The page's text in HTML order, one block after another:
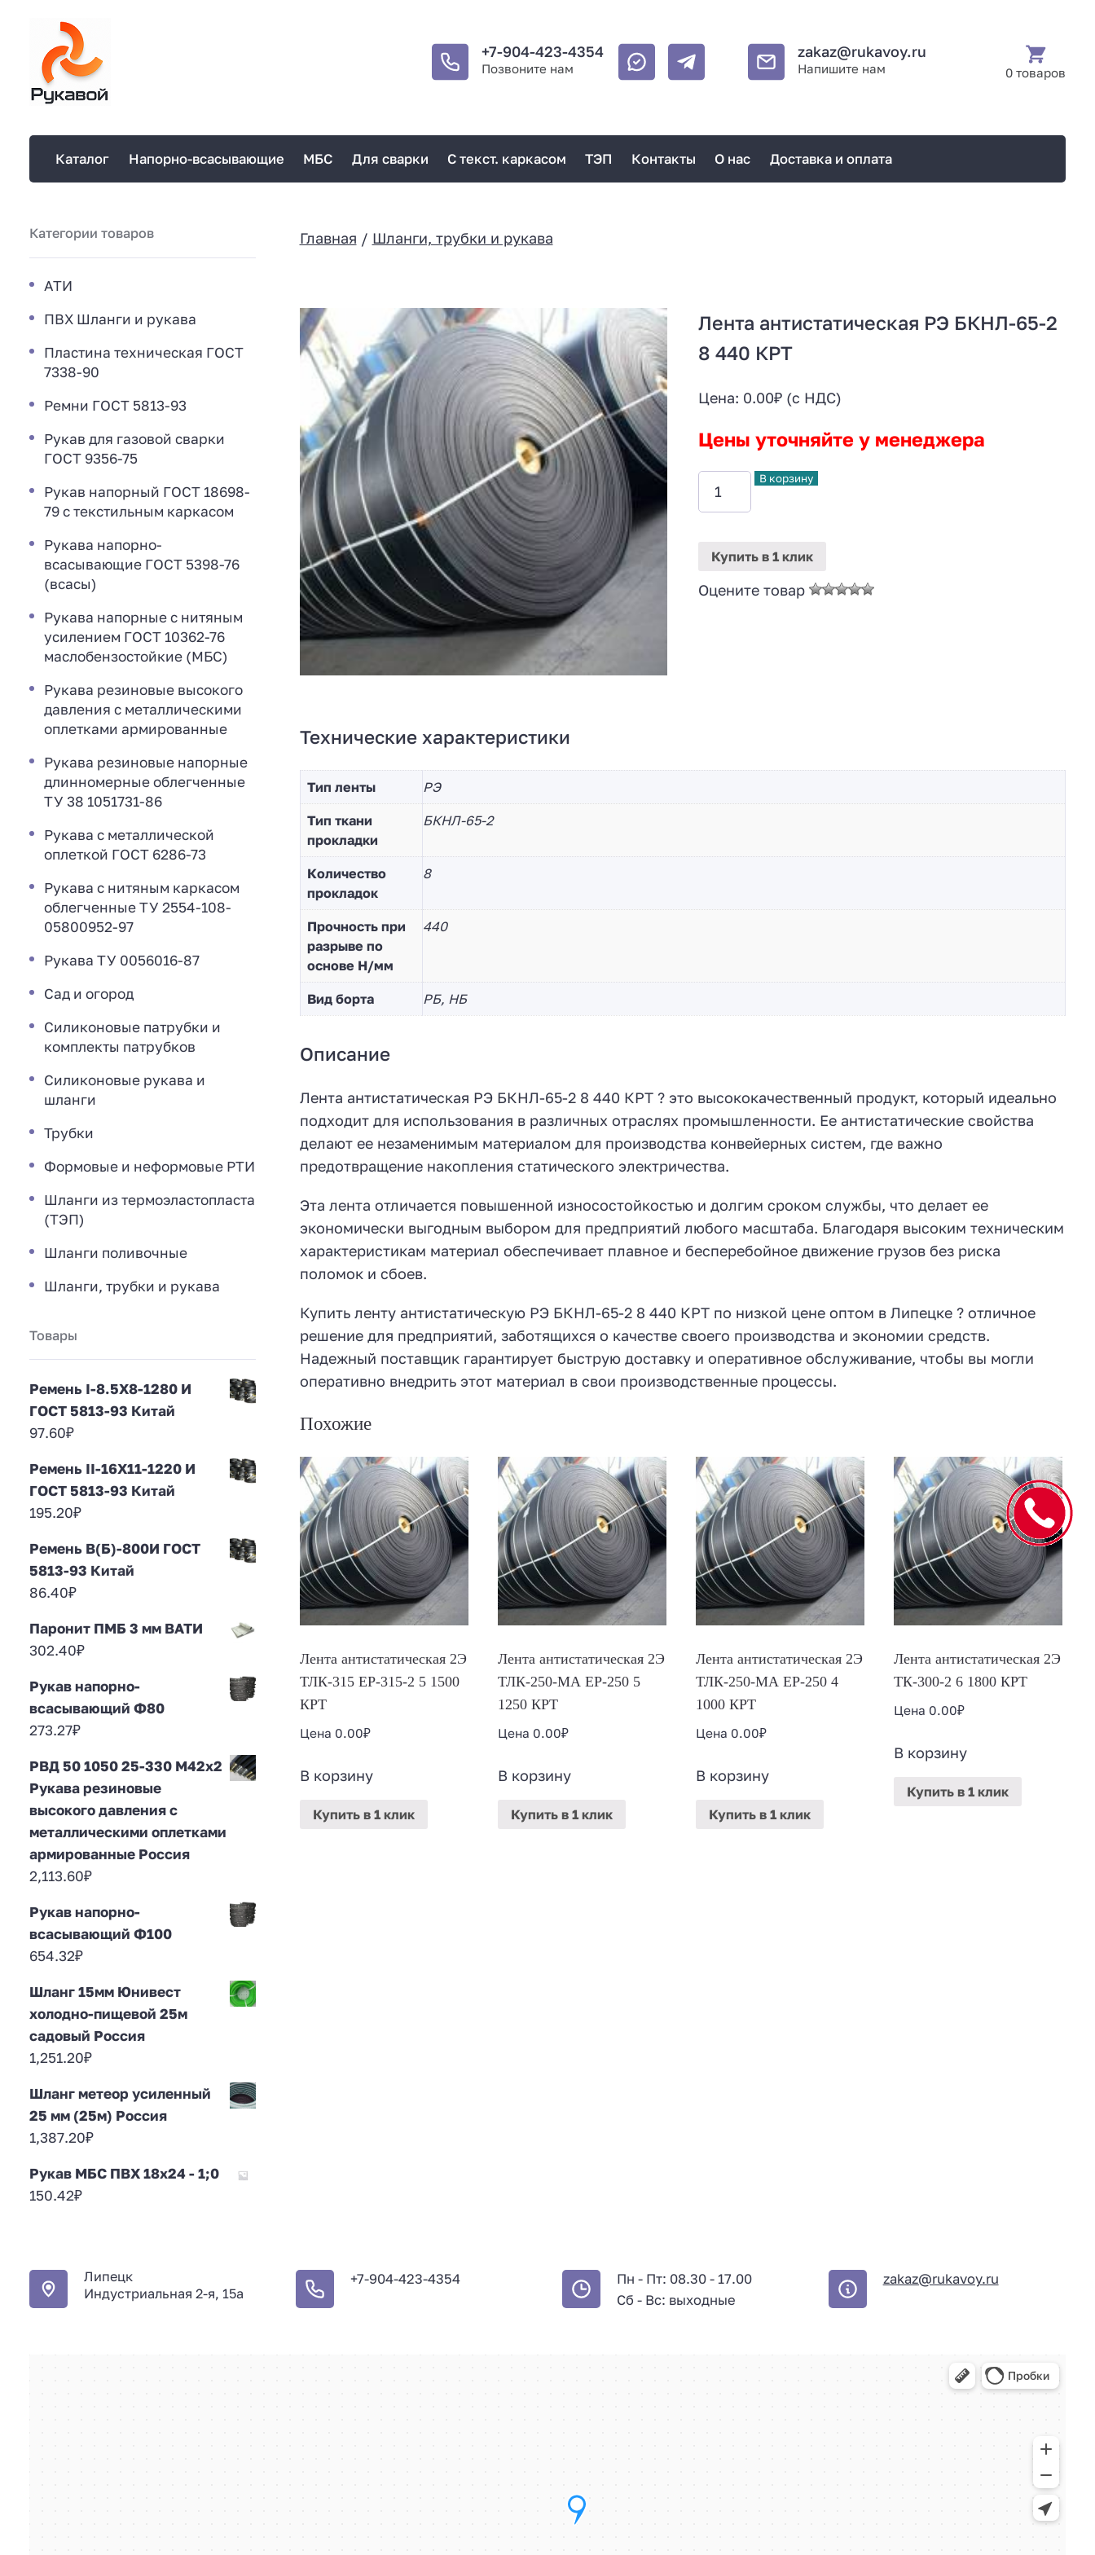
+7-904-423-4354
Позвоните нам
zakaz@rukavoy.ru
Напишите нам 0 товаров
Каталог Напорно-всасывающие МБС Для сварки С текст. каркасом ТЭП Контакты О нас Доставка и оплата
Главная / Шланги, трубки и рукава
Лента антистатическая РЭ БКНЛ-65-2
8 440 КРТ
Цена: 0.00₽(с НДС)
Цены уточняйте у менеджера
В корзину
Купитьв 1 клик
Оцените товар
Технические характеристики
Тип ленты РЭ
Тип ткани
прокладки
БКНЛ-65-2
Количество
прокладок
8
Прочность при
разрыве по
основе Н/мм
440
Вид борта РБ, НБ
Описание
Лента антистатическая РЭ БКНЛ-65-2 8 440 КРТ ? это высококачественный продукт, который идеально
подходит для использования в различных отраслях промышленности. Ее антистатические свойства
делают ее незаменимым материалом для производства конвейерных систем, где важно
предотвращение накопления статического электричества.
Эта лента отличается повышенной износостойкостью и долгим сроком службы, что делает ее
экономически выгодным выбором для предприятий любого масштаба. Благодаря высоким техническим
характеристикам материал обеспечивает плавное и бесперебойное движение грузов без риска
поломок и сбоев.
Купить ленту антистатическую РЭ БКНЛ-65-2 8 440 КРТ по низкой цене оптом в Липецке ? отличное
решение для предприятий, заботящихся о качестве своего производства и экономии средств.
Надежный поставщик гарантирует быструю доставку и оперативное обслуживание, чтобы вы могли
оперативно внедрить этот материал в свои производственные процессы.
Похожие
Лента антистатическая 2Э
ТЛК-315 ЕР-315-2 5 1500
КРТ
Цена 0.00₽
В корзину
Купитьв 1 клик
Лента антистатическая 2Э
ТЛК-250-МА ЕР-250 5
1250 КРТ
Цена 0.00₽
В корзину
Купитьв 1 клик
Лента антистатическая 2Э
ТЛК-250-МА ЕР-250 4
1000 КРТ
Цена 0.00₽
В корзину
Купитьв 1 клик
Лента антистатическая 2Э
ТК-300-2 6 1800 КРТ
Цена 0.00₽
В корзину
Купить в 1 клик
Категории товаров
АТИ
ПВХ Шланги и рукава
Пластина техническая ГОСТ
7338-90
Ремни ГОСТ 5813-93
Рукав для газовой сварки
ГОСТ 9356-75
Рукав напорный ГОСТ 18698-
79 с текстильным каркасом
Рукава напорно-
всасывающие ГОСТ 5398-76
(всасы)
Рукава напорные с нитяным
усилением ГОСТ 10362-76
маслобензостойкие (МБС)
Рукава резиновые высокого
давления с металлическими
оплетками армированные
Рукава резиновые напорные
длинномерные облегченные
ТУ 38 1051731-86
Рукава с металлической
оплеткой ГОСТ 6286-73
Рукава с нитяным каркасом
облегченные ТУ 2554-108-
05800952-97
Рукава ТУ 0056016-87
Сад и огород
Силиконовые патрубки и
комплекты патрубков
Силиконовые рукава и
шланги
Трубки
Формовые и неформовые РТИ
Шланги из термоэластопласта
(ТЭП)
Шланги поливочные
Шланги, трубки и рукава
Товары
Ремень I-8.5Х8-1280 И
ГОСТ 5813-93 Китай
97.60₽
Ремень II-16Х11-1220 И
ГОСТ 5813-93 Китай
195.20₽
Ремень В(Б)-800И ГОСТ
5813-93 Китай
86.40₽
Паронит ПМБ 3 мм ВАТИ
302.40₽
Рукав напорно-
всасывающий Ф80
273.27₽
РВД 50 1050 25-330 М42х2
Рукава резиновые
высокого давления с
металлическими оплетками
армированные Россия
2,113.60₽
Рукав напорно-
всасывающий Ф100
654.32₽
Шланг 15мм Юнивест
холодно-пищевой 25м
садовый Россия
1,251.20₽
Шланг метеор усиленный
25 мм (25м) Россия
1,387.20₽
Рукав МБС ПВХ 18х24 - 1;0
150.42₽
Липецк
Индустриальная 2-я, 15а
+7-904-423-4354
Пн - Пт: 08.30 - 17.00
Сб - Вс: выходные
zakaz@rukavoy.ru